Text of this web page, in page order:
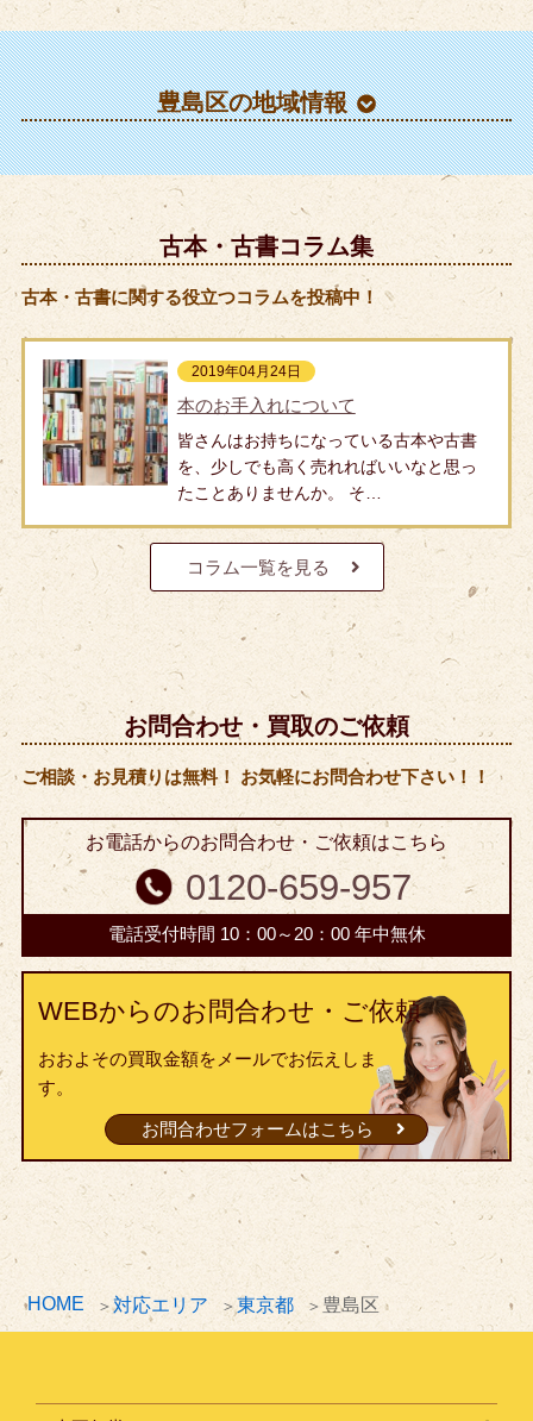
HOME 対応エリア 東京都 豊島区
豊島区の地域情報
古本・古書コラム集
古本・古書に関する役立つコラムを投稿中！
2019年04月24日
本のお手入れについて
皆さんはお持ちになっている古本や古書
を、少しでも高く売れればいいなと思っ
たことありませんか。 そ…
コラム一覧を見る
お問合わせ・買取のご依頼
ご相談・お見積りは無料！ お気軽にお問合わせ下さい！！
お電話からのお問合わせ・ご依頼はこちら
0120-659-957
電話受付時間 10：00～20：00 年中無休
WEBからのお問合わせ・ご依頼
おおよその買取金額をメールでお伝えしま
す。
お問合わせフォームはこちら